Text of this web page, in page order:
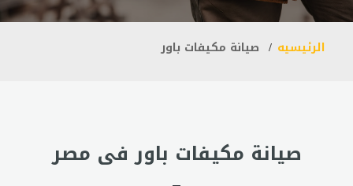
الرئيسيه صيانة مكيفات باور
صيانة مكيفات باور فى مصر